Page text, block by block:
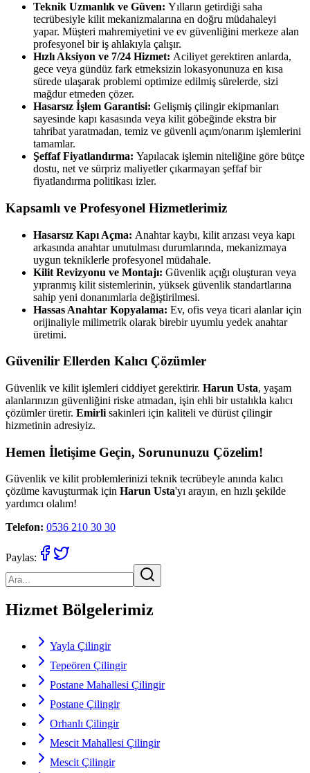
Teknik Uzmanlık ve Güven: Yılların getirdiği saha
tecrübesiyle kilit mekanizmalarına en doğru müdahaleyi
yapar. Müşteri mahremiyetini ve ev güvenliğini merkeze alan
profesyonel bir iş ahlakıyla çalışır.
Hızlı Aksiyon ve 7/24 Hizmet: Aciliyet gerektiren anlarda,
gece veya gündüz fark etmeksizin lokasyonunuza en kısa
sürede ulaşarak problemi optimize edilmiş sürelerde, sizi
mağdur etmeden çözer.
Hasarsız İşlem Garantisi: Gelişmiş çilingir ekipmanları
sayesinde kapı kasasında veya kilit göbeğinde ekstra bir
tahribat yaratmadan, temiz ve güvenli açım/onarım işlemlerini
tamamlar.
Şeffaf Fiyatlandırma: Yapılacak işlemin niteliğine göre bütçe
dostu, net ve sürpriz maliyetler çıkarmayan şeffaf bir
fiyatlandırma politikası izler.
Kapsamlı ve Profesyonel Hizmetlerimiz
Hasarsız Kapı Açma: Anahtar kaybı, kilit arızası veya kapı
arkasında anahtar unutulması durumlarında, mekanizmaya
uygun tekniklerle profesyonel müdahale.
Kilit Revizyonu ve Montajı: Güvenlik açığı oluşturan veya
yıpranmış kilit sistemlerinin, yüksek güvenlik standartlarına
sahip yeni donanımlarla değiştirilmesi.
Hassas Anahtar Kopyalama: Ev, ofis veya ticari alanlar için
orijinaliyle milimetrik olarak birebir uyumlu yedek anahtar
üretimi.
Güvenilir Ellerden Kalıcı Çözümler
Güvenlik ve kilit işlemleri ciddiyet gerektirir. Harun Usta, yaşam
alanlarınızın güvenliğini riske atmadan, işin ehli bir ustalıkla kalıcı
çözümler üretir. Emirli sakinleri için kaliteli ve dürüst çilingir
hizmetinin adresiyiz.
Hemen İletişime Geçin, Sorununuzu Çözelim!
Güvenlik ve kilit problemlerinizi teknik tecrübeyle anında kalıcı
çözüme kavuşturmak için Harun Usta'yı arayın, en hızlı şekilde
yardımcı olalım!
Telefon: 0536 210 30 30
Paylas:
Hizmet Bölgelerimiz
Yayla Çilingir
Tepeören Çilingir
Postane Mahallesi Çilingir
Postane Çilingir
Orhanlı Çilingir
Mescit Mahallesi Çilingir
Mescit Çilingir